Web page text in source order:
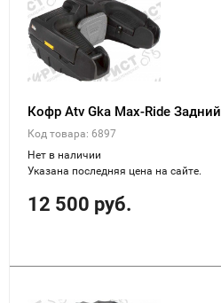
Кофр Atv Gka Max-Ride Задний
Код товара: 6897
Нет в наличии
Указана последняя цена на сайте.
12 500 руб.